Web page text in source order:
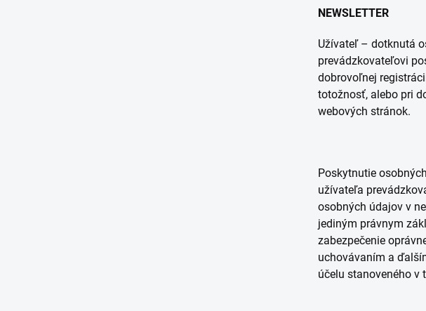
NEWSLETTER
Užívateľ – dotknutá
prevádzkovateľovi
dobrovoľnej
totožnosť, alebo pri
webových stránok.
Poskytnutie
užívateľa
osobných údajov v
jediným právnym
zabezpečenie
uchovávaním a
účelu stanoveného v